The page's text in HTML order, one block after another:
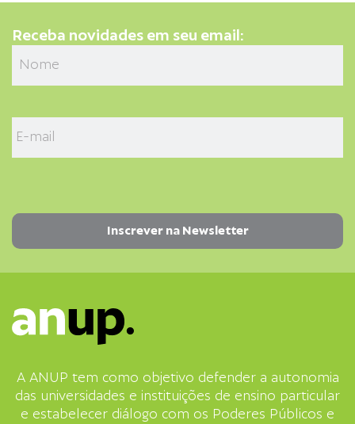
Receba novidades em seu email:
A ANUP tem como objetivo defender a autonomia
das universidades e instituições de ensino particular
e estabelecer diálogo com os Poderes Públicos e